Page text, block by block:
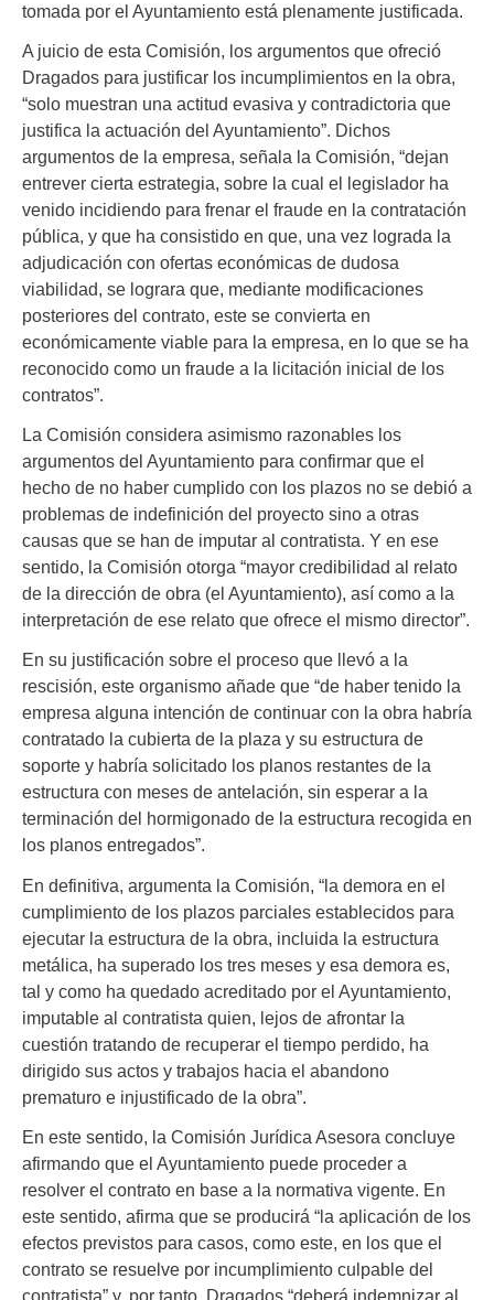
tomada por el Ayuntamiento está plenamente justificada.
A juicio de esta Comisión, los argumentos que ofreció
Dragados para justificar los incumplimientos en la obra,
“solo muestran una actitud evasiva y contradictoria que
justifica la actuación del Ayuntamiento”. Dichos
argumentos de la empresa, señala la Comisión, “dejan
entrever cierta estrategia, sobre la cual el legislador ha
venido incidiendo para frenar el fraude en la contratación
pública, y que ha consistido en que, una vez lograda la
adjudicación con ofertas económicas de dudosa
viabilidad, se lograra que, mediante modificaciones
posteriores del contrato, este se convierta en
económicamente viable para la empresa, en lo que se ha
reconocido como un fraude a la licitación inicial de los
contratos”.
La Comisión considera asimismo razonables los
argumentos del Ayuntamiento para confirmar que el
hecho de no haber cumplido con los plazos no se debió a
problemas de indefinición del proyecto sino a otras
causas que se han de imputar al contratista. Y en ese
sentido, la Comisión otorga “mayor credibilidad al relato
de la dirección de obra (el Ayuntamiento), así como a la
interpretación de ese relato que ofrece el mismo director”.
En su justificación sobre el proceso que llevó a la
rescisión, este organismo añade que “de haber tenido la
empresa alguna intención de continuar con la obra habría
contratado la cubierta de la plaza y su estructura de
soporte y habría solicitado los planos restantes de la
estructura con meses de antelación, sin esperar a la
terminación del hormigonado de la estructura recogida en
los planos entregados”.
En definitiva, argumenta la Comisión, “la demora en el
cumplimiento de los plazos parciales establecidos para
ejecutar la estructura de la obra, incluida la estructura
metálica, ha superado los tres meses y esa demora es,
tal y como ha quedado acreditado por el Ayuntamiento,
imputable al contratista quien, lejos de afrontar la
cuestión tratando de recuperar el tiempo perdido, ha
dirigido sus actos y trabajos hacia el abandono
prematuro e injustificado de la obra”.
En este sentido, la Comisión Jurídica Asesora concluye
afirmando que el Ayuntamiento puede proceder a
resolver el contrato en base a la normativa vigente. En
este sentido, afirma que se producirá “la aplicación de los
efectos previstos para casos, como este, en los que el
contrato se resuelve por incumplimiento culpable del
contratista” y, por tanto, Dragados “deberá indemnizar al